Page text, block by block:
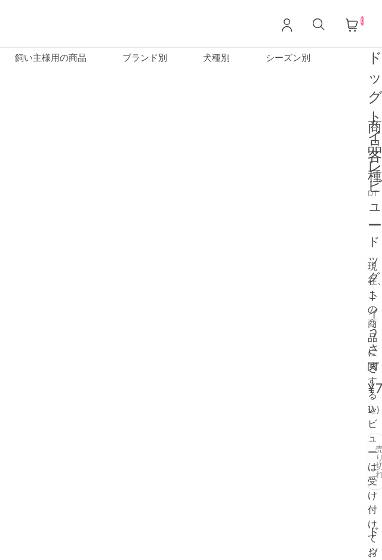
0
飼い主様用の商品 ブランド別 犬種別
シーズン別
各
種
DT
ド
ッ
グ
ト
イ
う
さ
ぎ
込)
ド
ッ
商
品
レ
ビ
ュ
ー
現
在
こ
の
商
品
に
関
す
る
レ
ビ
ュ
ー
は
受
け
付
け
て
お